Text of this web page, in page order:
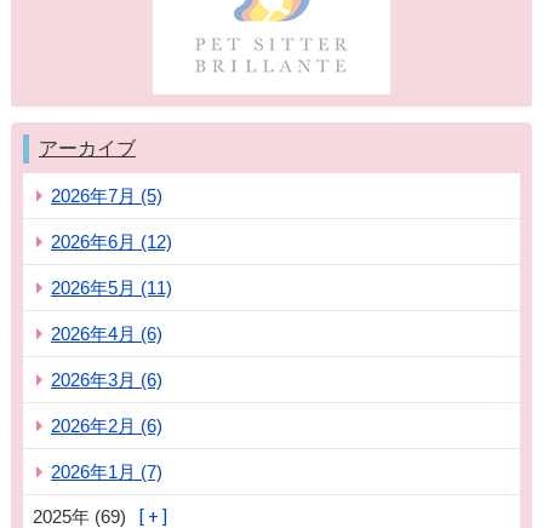
アーカイブ
2026年7月 (5)
2026年6月 (12)
2026年5月 (11)
2026年4月 (6)
2026年3月 (6)
2026年2月 (6)
2026年1月 (7)
2025年 (69)